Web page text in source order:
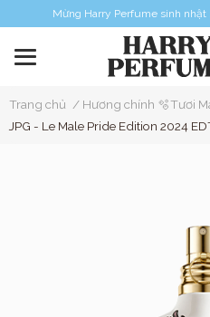
Mừng Harry Perfume sinh
Trang chủ / Hương chính 🫧Tươi
JPG - Le Male Pride Edition 2024